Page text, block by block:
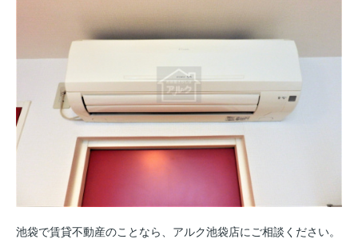
池袋で賃貸不動産のことなら、アルク池袋店にご相談ください。